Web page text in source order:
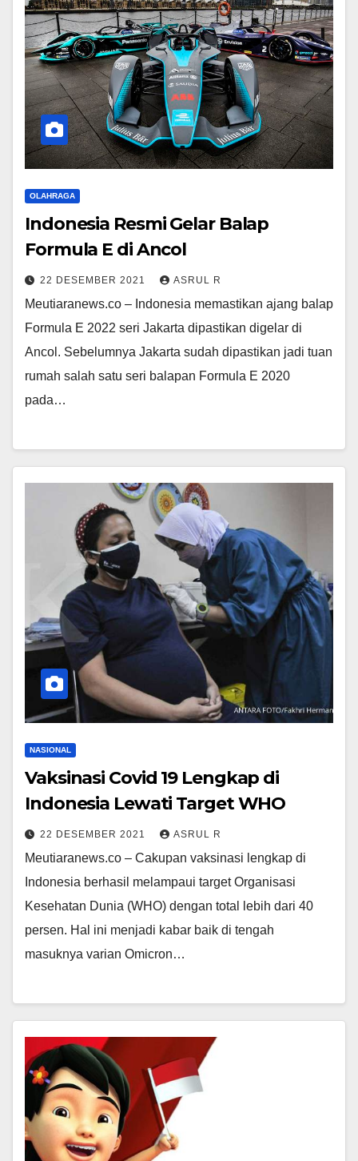
OLAHRAGA
Indonesia Resmi Gelar Balap
Formula E di Ancol
22 DESEMBER 2021 ASRUL R
Meutiaranews.co – Indonesia memastikan ajang balap
Formula E 2022 seri Jakarta dipastikan digelar di
Ancol. Sebelumnya Jakarta sudah dipastikan jadi tuan
rumah salah satu seri balapan Formula E 2020
pada…
NASIONAL
Vaksinasi Covid 19 Lengkap di
Indonesia Lewati Target WHO
22 DESEMBER 2021 ASRUL R
Meutiaranews.co – Cakupan vaksinasi lengkap di
Indonesia berhasil melampaui target Organisasi
Kesehatan Dunia (WHO) dengan total lebih dari 40
persen. Hal ini menjadi kabar baik di tengah
masuknya varian Omicron…